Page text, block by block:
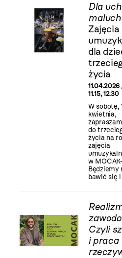
Dla
Zajęcia
dla
życia
11.04.2026
11.15, 12.30
W sobotę,
kwietnia,
do
życia na
zajęcia
w
Będziemy
bawić się
Czyli
i praca